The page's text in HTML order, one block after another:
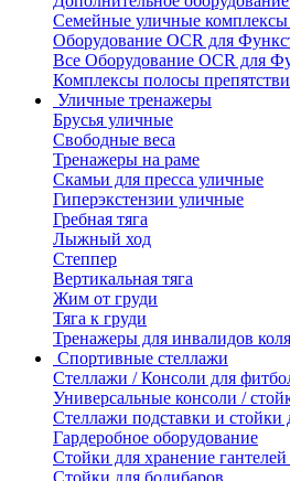
Семейные уличные комплексы
Оборудование OCR для
Все Оборудование OCR для
Комплексы полосы
Уличные тренажеры
Брусья уличные
Свободные веса
Тренажеры на раме
Скамьи для пресса уличные
Гиперэкстензии уличные
Гребная тяга
Лыжный ход
Степпер
Вертикальная тяга
Жим от груди
Тяга к груди
Тренажеры для инвалидов
Спортивные стеллажи
Стеллажи / Консоли для
Универсальные консоли /
Стеллажи подставки и стойки
Гардеробное оборудование
Стойки для хранение
Стойки для бодибаров